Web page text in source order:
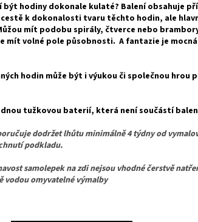
být hodiny dokonale kulaté? Balení obsahuje
k dokonalosti tvaru těchto hodin, ale
mít podobu spirály, čtverce nebo
mít volné pole působnosti. A fantazie je mocná
hodin může být i výukou či společnou hrou
tužkovou baterií, která není součástí
dodržet lhůtu minimálně 4 týdny od
podkladu.
na zdi nejsou vhodné čerstvě
vodou omyvatelné výmalby